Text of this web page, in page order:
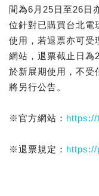
間為6月25日至26日
位針對已購買台北電
使用，若退票亦可受
網站，退票截止日為
於新展期使用，不受
將另行公告。
※官方網站：
※退票規定：